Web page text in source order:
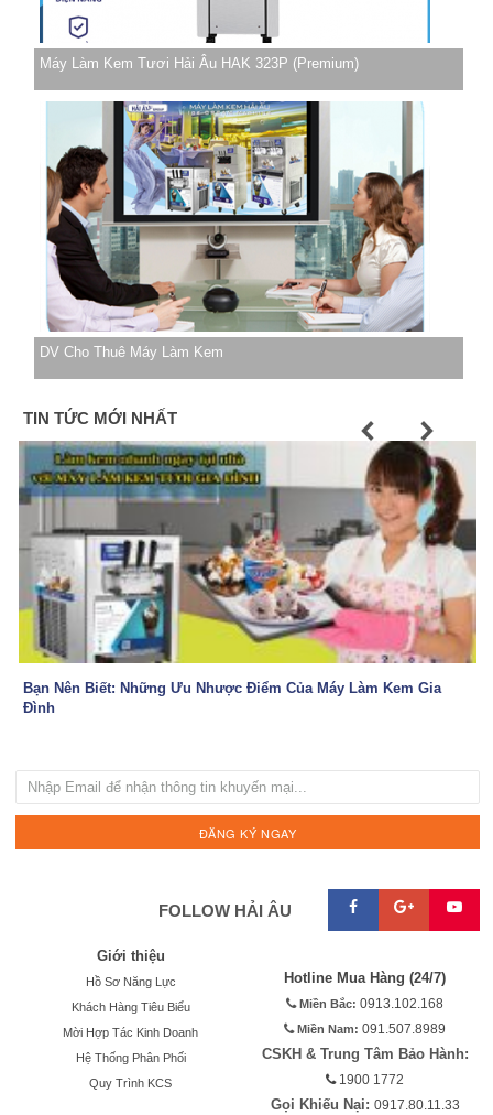
Máy Làm Kem Tươi Hải Âu HAK 323P (Premium)
DV Cho Thuê Máy Làm Kem
TIN TỨC MỚI NHẤT
Previous
Bạn Nên Biết: Những Ưu Nhược Điểm Của Máy Làm Kem Gia
Đình
Next
FOLLOW HẢI ÂU   
Giới thiệu
Hồ Sơ Năng Lực
Khách Hàng Tiêu Biểu
Mời Hợp Tác Kinh Doanh
Hệ Thống Phân Phối
Quy Trình KCS
Hotline Mua Hàng (24/7)
Miền Bắc: 0913.102.168
Miền Nam: 091.507.8989
CSKH & Trung Tâm Bảo Hành:
1900 1772
Gọi Khiếu Nại: 0917.80.11.33